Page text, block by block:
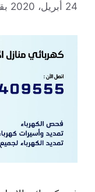
24 أبريل، 2020